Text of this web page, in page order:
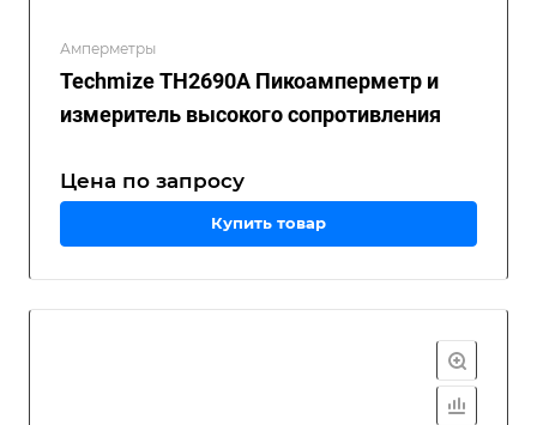
Амперметры
Techmize TH2690A Пикоамперметр и
измеритель высокого сопротивления
Цена по запросу
Купить товар